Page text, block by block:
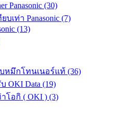
Panasonic (30)
เท่า Panasonic (7)
(13)
หมึกโทนเนอร์แท้ (36)
OKI Data (19)
โอกิ ( OKI ) (3)